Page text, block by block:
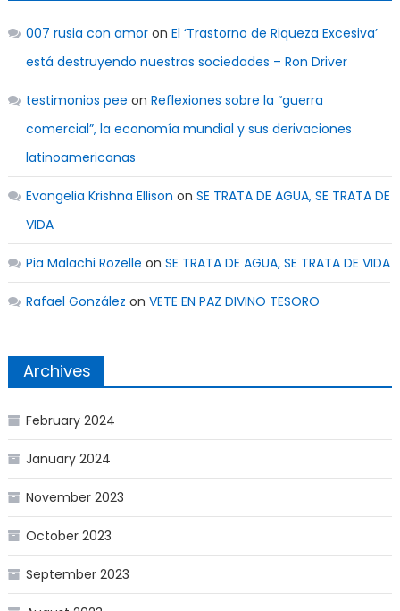
007 rusia con amoron El ‘Trastorno de Riqueza Excesiva’
está destruyendo nuestras sociedades – Ron Driver
testimonios pee on Reflexiones sobre la “guerra
comercial”, la economía mundial y sus derivaciones
latinoamericanas
Evangelia Krishna Ellison on SE TRATA DE AGUA, SE TRATA DE
VIDA
Pia Malachi Rozelle on SE TRATA DE AGUA, SE TRATA DE VIDA
Rafael González on VETE EN PAZ DIVINO TESORO
Archives
February 2024
January 2024
November 2023
October 2023
September 2023